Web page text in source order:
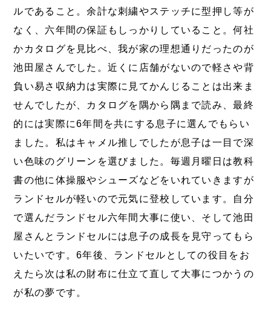
ルであること。余計な刺繍やステッチに型押し等が
なく、六年間の保証もしっかりしていること。何社
かカタログを見比べ、我が家の理想通りだったのが
池田屋さんでした。近くに店舗がないので軽さや背
負い易さ収納力は実際に見てかんじることは出来ま
せんでしたが、カタログを隅から隅まで読み、最終
的には実際に6年間を共にする息子に選んでもらい
ました。私はキャメル推しでしたが息子は一目で深
い色味のグリーンを選びました。毎週月曜日は教科
書の他に体操服やシューズなどをいれていきますが
ランドセルが軽いので元気に登校しています。自分
で選んだランドセル六年間大事に使い、そして池田
屋さんとランドセルには息子の成長を見守ってもら
いたいです。6年後、ランドセルとしての役目をお
えたら次は私の財布に仕立て直して大事につかうの
が私の夢です。